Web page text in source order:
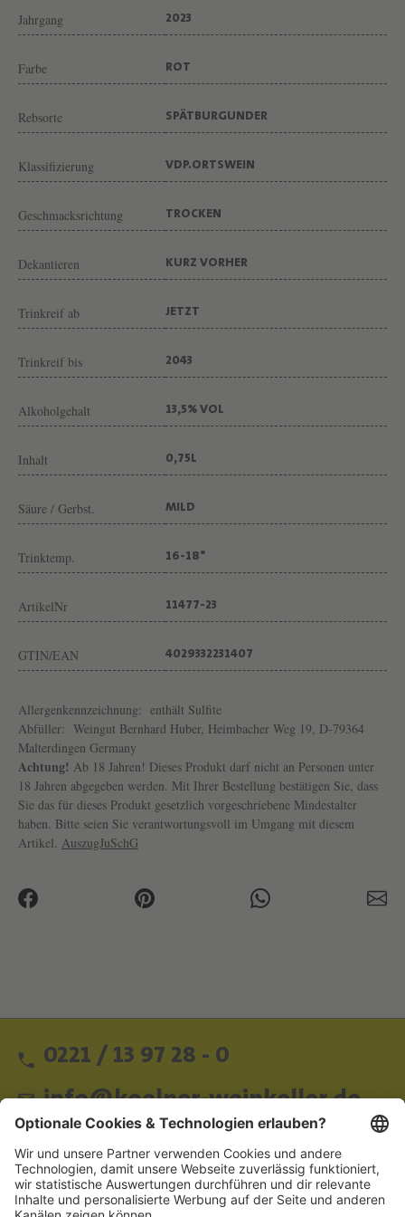
G
N
D
R
O
N
W
I
B
R
H
D
B
E
R
Jahrgang 2023
Farbe ROT
Rebsorte SPÄTBURGUNDER
Klassifizierung VDP.ORTSWEIN
Geschmacksrichtung TROCKEN
Dekantieren KURZ VORHER
Trinkreif ab JETZT
Trinkreif bis 2043
Alkoholgehalt 13,5% VOL
Inhalt 0,75L
Säure / Gerbst. MILD
Trinktemp. 16-18°
ArtikelNr 11477-23
GTIN/EAN 4029332231407
Allergenkennzeichnung: enthält Sulfite
Abfüller: Weingut Bernhard Huber, Heimbacher Weg 19, D-79364
Malterdingen Germany
Achtung! Ab 18 Jahren! Dieses Produkt darf nicht an Personen unter
18 Jahren abgegeben werden. Mit Ihrer Bestellung bestätigen Sie, dass
Sie das für dieses Produkt gesetzlich vorgeschriebene Mindestalter
haben. Bitte seien Sie verantwortungsvoll im Umgang mit diesem
Artikel. AuszugJuSchG
0221 / 13 97 28 - 0
info@koelner-weinkeller.de
Schnellzugriff